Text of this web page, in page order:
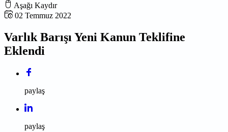
Aşağı Kaydır
02 Temmuz 2022
Varlık Barışı Yeni Kanun Teklifine
Eklendi
paylaş
paylaş